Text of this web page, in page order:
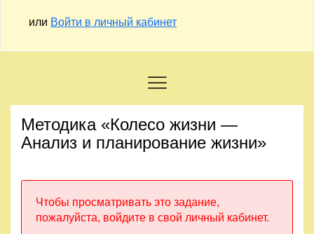
Магазин
Личный
кабинет
Правила
или Войти в личный кабинет
Методика «Колесо жизни —
Анализ и планирование жизни»
Чтобы просматривать это задание,
пожалуйста, войдите в свой личный кабинет.